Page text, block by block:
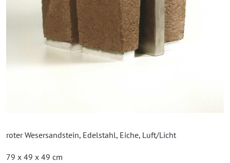
roter Wesersandstein, Edelstahl, Eiche, Luft/Licht
79 x 49 x 49 cm